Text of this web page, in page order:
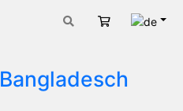
Warenkorb
Bangladesch